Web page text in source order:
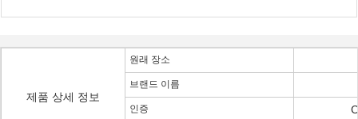
제품 상세 정보
원래 장소
브랜드 이름
인증